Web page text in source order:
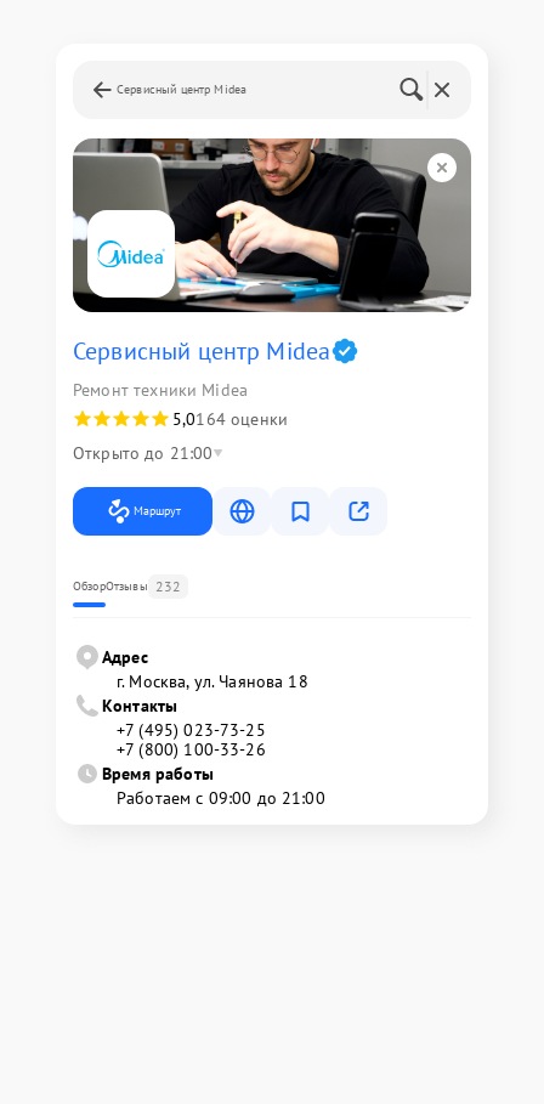
Сервисный центр Midea
Сервисный центр Midea
Ремонт техники Midea
5,0164 оценки
Открыто до 21:00
Маршрут
ОбзорОтзывы 232
Адрес
г. Москва, ул. Чаянова 18
Контакты
+7 (495) 023-73-25
+7 (800) 100-33-26
Время работы
Работаем с 09:00 до 21:00